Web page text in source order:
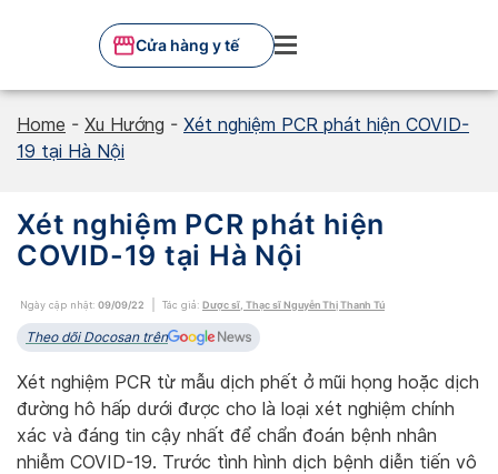
Cửa hàng y tế
Home - Xu Hướng - Xét nghiệm PCR phát hiện COVID-
19 tại Hà Nội
Xét nghiệm PCR phát hiện
COVID-19 tại Hà Nội
Ngày cập nhật: 09/09/22 Tác giả: Dược sĩ, Thạc sĩ Nguyễn Thị Thanh Tú
Theo dõi Docosan trên
Xét nghiệm PCR từ mẫu dịch phết ở mũi họng hoặc dịch
đường hô hấp dưới được cho là loại xét nghiệm chính
xác và đáng tin cậy nhất để chẩn đoán bệnh nhân
nhiễm COVID-19. Trước tình hình dịch bệnh diễn tiến vô